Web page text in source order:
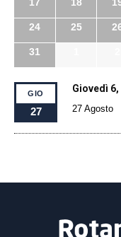
24 25
31
GIO
27
Giovedì
27 Agosto